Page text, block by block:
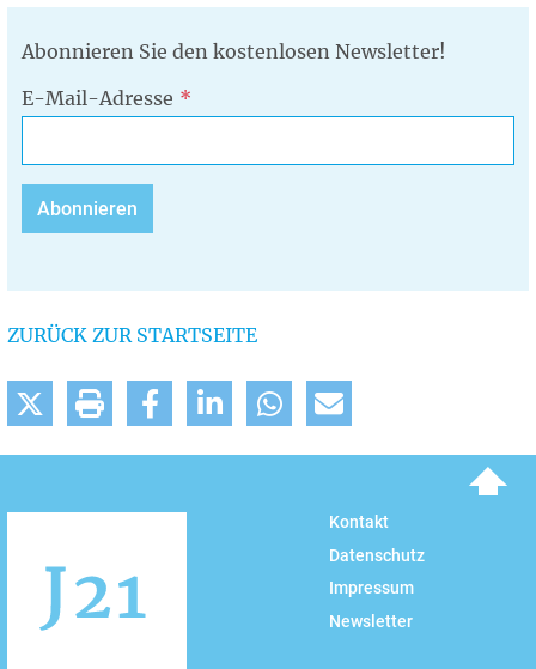
Abonnieren Sie den kostenlosen Newsletter!
E-Mail-Adresse
ZURÜCK ZUR STARTSEITE
Kontakt
Datenschutz
Impressum
Newsletter